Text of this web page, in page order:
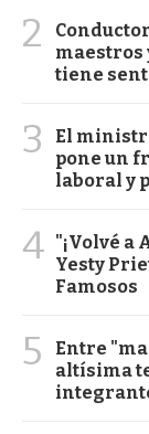
2
maestros
tiene
3
El
pone un
laboral y
4 "¡Volvé a
Yesty
Famosos
5
Entre
altísima